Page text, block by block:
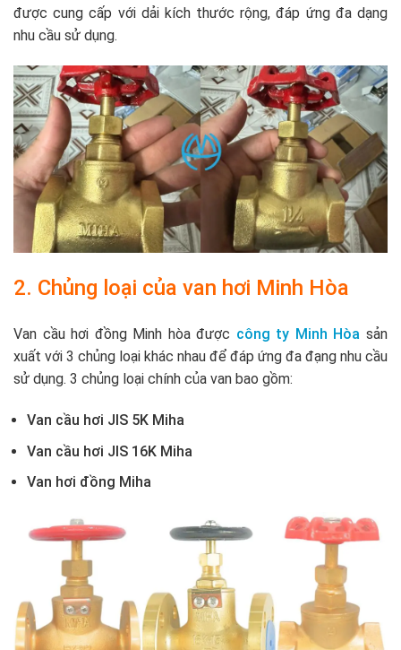
được cung cấp với dải kích thước rộng, đáp ứng đa dạng
nhu cầu sử dụng.
2. Chủng loại của van hơi Minh Hòa
Van cầu hơi đồng Minh hòa được công ty Minh Hòa sản
xuất với 3 chủng loại khác nhau để đáp ứng đa đạng nhu cầu
sử dụng. 3 chủng loại chính của van bao gồm:
Van cầu hơi JIS 5K Miha
Van cầu hơi JIS 16K Miha
Van hơi đồng Miha